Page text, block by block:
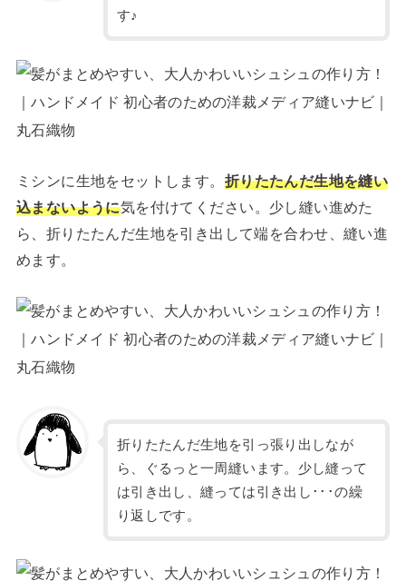
す♪
ミシンに生地をセットします。 折りたたんだ生地を縫い
込まないように気を付けてください。少し縫い進めた
ら、折りたたんだ生地を引き出して端を合わせ、縫い進
めます。
折りたたんだ生地を引っ張り出しなが
ら、ぐるっと一周縫います。少し縫って
は引き出し、縫っては引き出し･･･の繰
り返しです。